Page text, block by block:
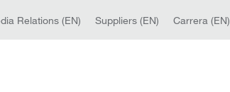
Relations (EN) Suppliers (EN) Carrera (EN)